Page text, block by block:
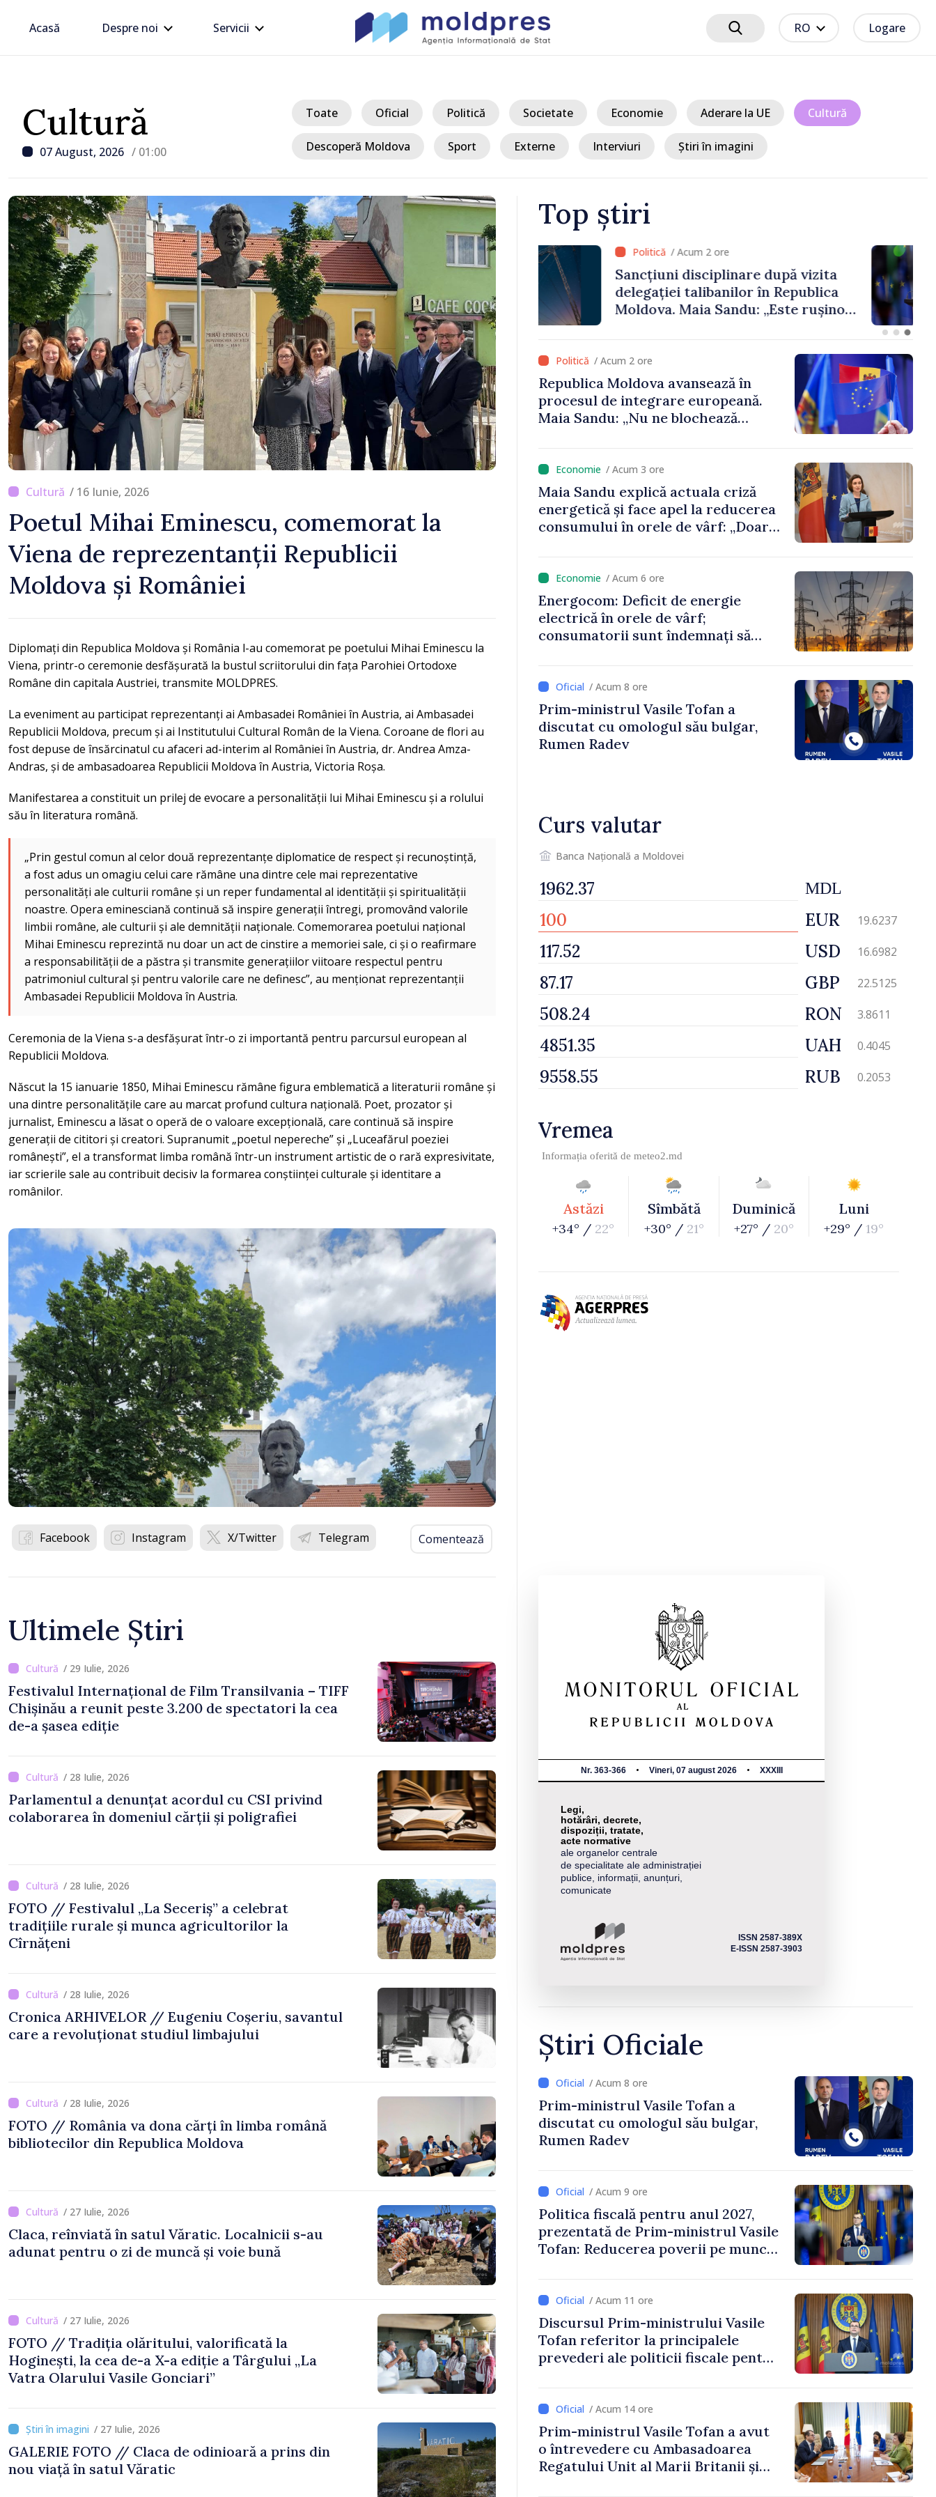
Acasă Despre noi Servicii RO Logare
Cultură
07 August, 2026 / 01:00
Toate Oficial Politică Societate Economie Aderare la UE Cultură
Descoperă Moldova Sport Externe Interviuri Știri în imagini
/ 16 Iunie, 2026
Poetul Mihai Eminescu, comemorat la
Viena de reprezentanții Republicii
Moldova și României
Diplomați din Republica Moldova și România l-au comemorat pe poetului Mihai Eminescu la
Viena, printr-o ceremonie desfășurată la bustul scriitorului din fața Parohiei Ortodoxe
Române din capitala Austriei, transmite MOLDPRES.
La eveniment au participat reprezentanți ai Ambasadei României în Austria, ai Ambasadei
Republicii Moldova, precum și ai Institutului Cultural Român de la Viena. Coroane de flori au
fost depuse de însărcinatul cu afaceri ad-interim al României în Austria, dr. Andrea Amza-
Andras, și de ambasadoarea Republicii Moldova în Austria, Victoria Roșa.
Manifestarea a constituit un prilej de evocare a personalității lui Mihai Eminescu și a rolului
său în literatura română.
„Prin gestul comun al celor două reprezentanțe diplomatice de respect și recunoștință,
a fost adus un omagiu celui care rămâne una dintre cele mai reprezentative
personalități ale culturii române și un reper fundamental al identității și spiritualității
noastre. Opera eminesciană continuă să inspire generații întregi, promovând valorile
limbii române, ale culturii și ale demnității naționale. Comemorarea poetului național
Mihai Eminescu reprezintă nu doar un act de cinstire a memoriei sale, ci și o reafirmare
a responsabilității de a păstra și transmite generațiilor viitoare respectul pentru
patrimoniul cultural și pentru valorile care ne definesc”, au menționat reprezentanții
Ambasadei Republicii Moldova în Austria.
Ceremonia de la Viena s-a desfășurat într-o zi importantă pentru parcursul european al
Republicii Moldova.
Născut la 15 ianuarie 1850, Mihai Eminescu rămâne figura emblematică a literaturii române și
una dintre personalitățile care au marcat profund cultura națională. Poet, prozator și
jurnalist, Eminescu a lăsat o operă de o valoare excepțională, care continuă să inspire
generații de cititori și creatori. Supranumit „poetul nepereche” și „Luceafărul poeziei
românești”, el a transformat limba română într-un instrument artistic de o rară expresivitate,
iar scrierile sale au contribuit decisiv la formarea conștiinței culturale și identitare a
românilor.
Facebook Instagram X/Twitter Telegram Comentează
Ultimele Știri
/ 29 Iulie, 2026
Festivalul Internațional de Film Transilvania – TIFF
Chișinău a reunit peste 3.200 de spectatori la cea
de-a șasea ediție
/ 28 Iulie, 2026
Parlamentul a denunțat acordul cu CSI privind
colaborarea în domeniul cărții și poligrafiei
/ 28 Iulie, 2026
FOTO // Festivalul „La Seceriș” a celebrat
tradițiile rurale și munca agricultorilor la
Cîrnățeni
/ 28 Iulie, 2026
Cronica ARHIVELOR // Eugeniu Coșeriu, savantul
care a revoluționat studiul limbajului
/ 28 Iulie, 2026
FOTO // România va dona cărți în limba română
bibliotecilor din Republica Moldova
/ 27 Iulie, 2026
Claca, reînviată în satul Văratic. Localnicii s-au
adunat pentru o zi de muncă și voie bună
/ 27 Iulie, 2026
FOTO // Tradiția olăritului, valorificată la
Hoginești, la cea de-a X-a ediție a Târgului „La
Vatra Olarului Vasile Gonciari”
/ 27 Iulie, 2026
GALERIE FOTO // Claca de odinioară a prins din
nou viață în satul Văratic
Top știri
/ Acum 1 oră
Linia electrică de 330 kV Bălți–
Dnestrovsk, grav avariată în urma
calamităților naturale
/ Acum 2 ore
Sancțiuni disciplinare după vizita
delegației talibanilor în Republica
Moldova. Maia Sandu: „Este rușinos
că oameni cu funcții înalte nu
/ Acum 2 ore
Republica Moldova avansează în
procesul de integrare europeană.
Maia Sandu: „Nu ne blochează
/ Acum 3 ore
Maia Sandu explică actuala criză
energetică și face apel la reducerea
consumului în orele de vârf: „Doar
/ Acum 6 ore
Energocom: Deficit de energie
electrică în orele de vârf;
consumatorii sunt îndemnați să
/ Acum 8 ore
Prim-ministrul Vasile Tofan a
discutat cu omologul său bulgar,
Rumen Radev
Curs valutar
Banca Națională a Moldovei
MDL
EUR 19.6237
USD 16.6982
GBP 22.5125
RON 3.8611
UAH 0.4045
RUB 0.2053
Vremea
Informația oferită de meteo2.md
Astăzi
+34° / 22°
Sîmbătă
+30° / 21°
Duminică
+27° / 20°
Luni
+29° / 19°
Nr. 363-366 Vineri, 07 august 2026 XXXIII
Legi,
hotărâri, decrete,
dispoziții, tratate,
acte normative
ale organelor centrale
de specialitate ale administrației
publice, informații, anunțuri,
comunicate
ISSN 2587-389X
E-ISSN 2587-3903
Știri Oficiale
/ Acum 8 ore
Prim-ministrul Vasile Tofan a
discutat cu omologul său bulgar,
Rumen Radev
/ Acum 9 ore
Politica fiscală pentru anul 2027,
prezentată de Prim-ministrul Vasile
Tofan: Reducerea poverii pe muncă,
/ Acum 11 ore
Discursul Prim-ministrului Vasile
Tofan referitor la principalele
prevederi ale politicii fiscale pentru
/ Acum 14 ore
Prim-ministrul Vasile Tofan a avut
o întrevedere cu Ambasadoarea
Regatului Unit al Marii Britanii și